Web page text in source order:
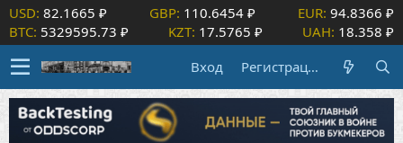
USD: 82.1665 ₽ GBP: 110.6454 ₽ EUR: 94.8366 ₽
BTC: 5329595.73 ₽ KZT: 17.5765 ₽ UAH: 18.358 ₽
Вход
Регистрация